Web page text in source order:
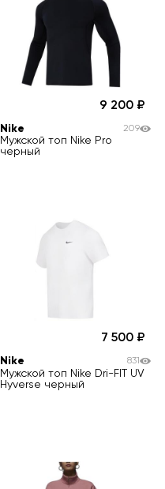
9 200
Nike
Мужской топ Nike Pro
черный
209
7 500
Nike
Мужской топ Nike Dri-FIT UV
Hyverse черный
831